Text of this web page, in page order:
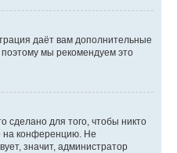
даёт вам дополнительные
мы рекомендуем это
сделано для того, чтобы никто
на конференцию. Не
значит, администратор